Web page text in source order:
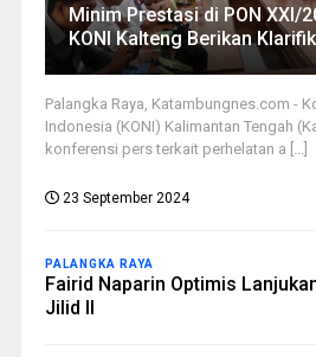
Minim Prestasi di PON XXI/
KONI Kalteng Berikan
Palangka Raya, Katambungnes.com -
Indonesia (KONI) Kalimantan Tengah
konferensi pers terkait perhelatan a [...]
23 September 2024
PALANGKA RAYA
Fairid Naparin Optimis
Jilid II